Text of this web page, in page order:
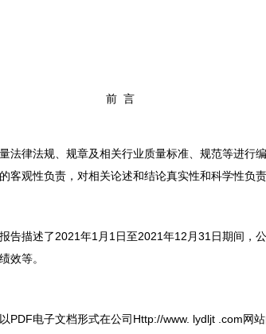
前 言
法律法规、规章及相关行业质量标准、规范等进行
观性负责，对相关论述和结论真实性和科学性负责
告描述了2021年1月1日至2021年12月31日期间，
效等。
PDF电子文档形式在公司Http://www. lydljt .com网